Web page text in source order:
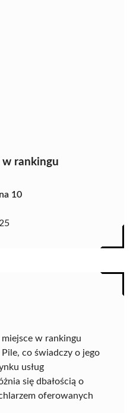
w rankingu
10
w rankingu
co świadczy o jego
usług
się dbałością o
oferowanych